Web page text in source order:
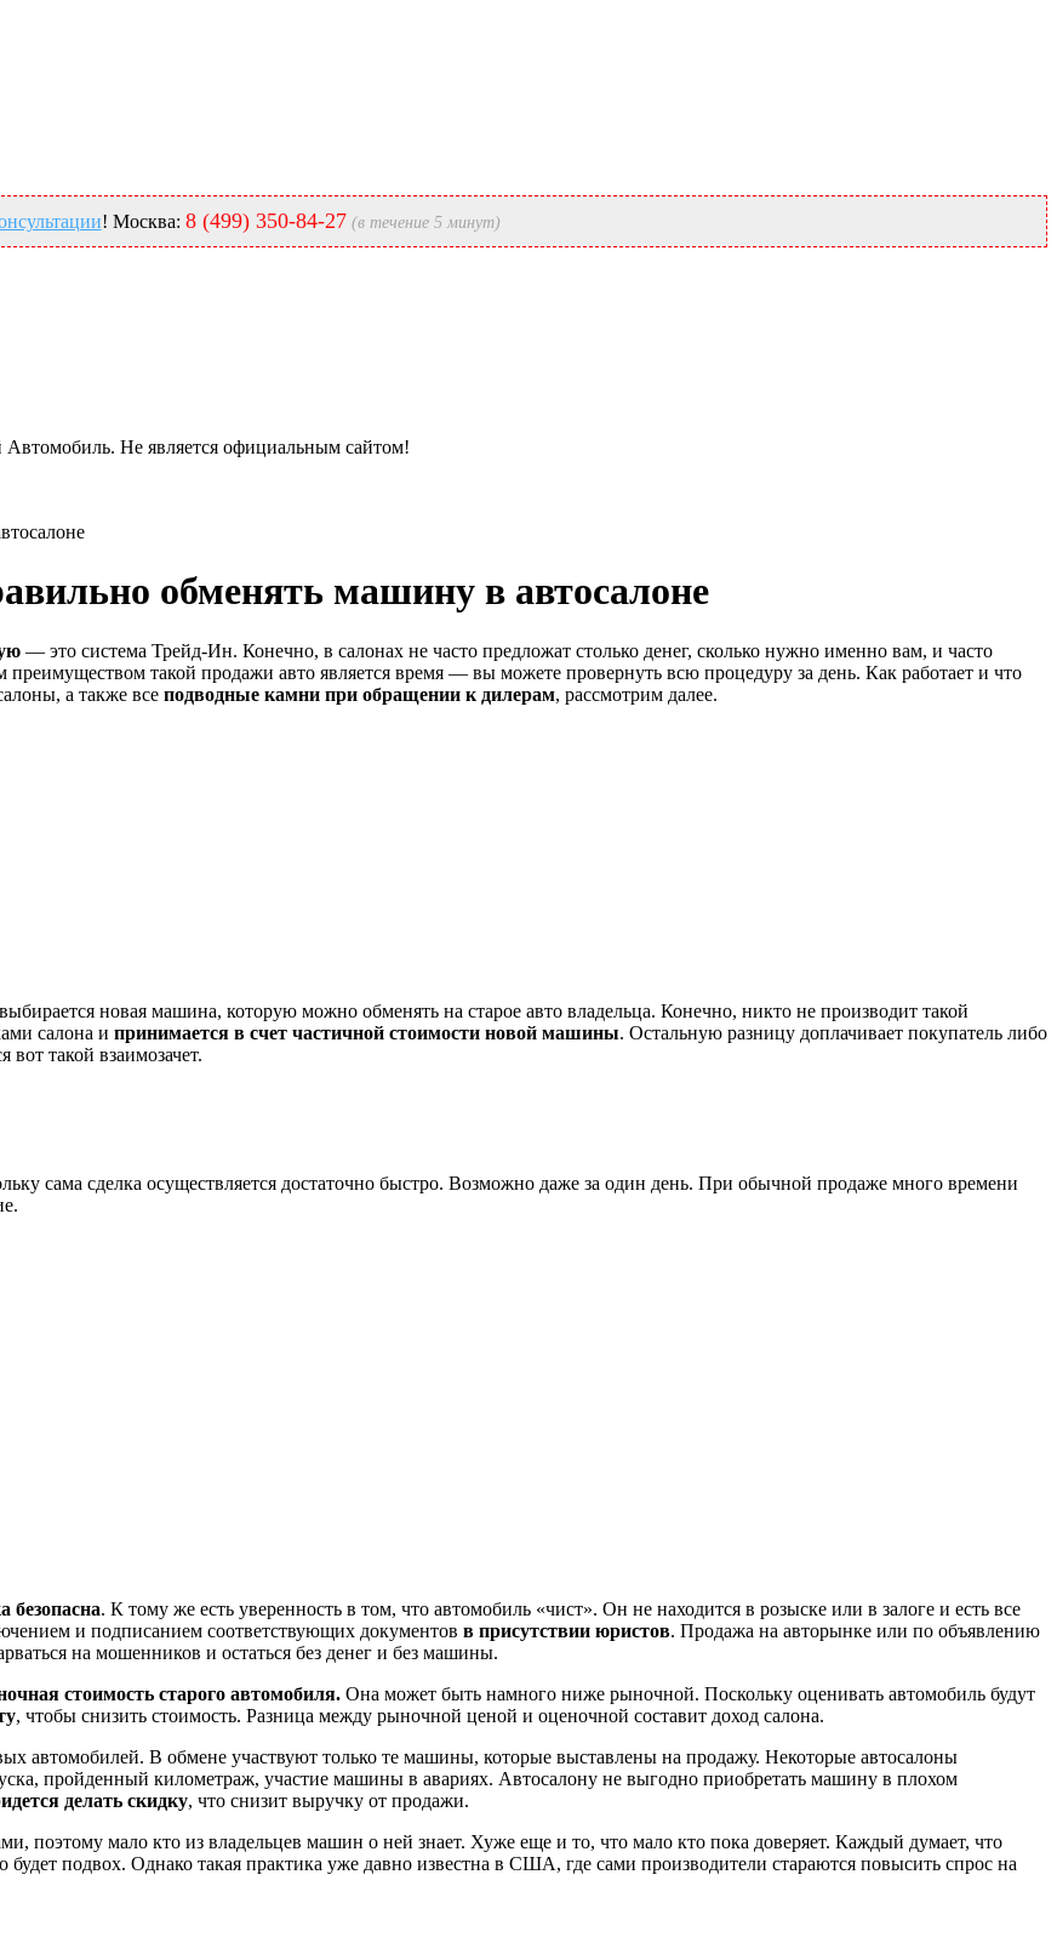
! Москва: 8 (499) 350-84-27 (в течение 5 минут)
Не является официальным сайтом!
обменять машину в автосалоне
— это система Трейд-Ин. Конечно, в салонах не часто предложат столько денег, сколько нужно именно вам, и часто
преимуществом такой продажи авто является время — вы можете провернуть всю процедуру за день. Как работает и что
а также все подводные камни при обращении к дилерам, рассмотрим далее.
новая машина, которую можно обменять на старое авто владельца. Конечно, никто не производит такой
салона и принимается в счет частичной стоимости новой машины. Остальную разницу доплачивает покупатель либо
такой взаимозачет.
сама сделка осуществляется достаточно быстро. Возможно даже за один день. При обычной продаже много времени
безопасна. К тому же есть уверенность в том, что автомобиль «чист». Он не находится в розыске или в залоге и есть все
и подписанием соответствующих документов в присутствии юристов. Продажа на авторынке или по объявлению
на мошенников и остаться без денег и без машины.
стоимость старого автомобиля. Она может быть намного ниже рыночной. Поскольку оценивать автомобиль будут
, чтобы снизить стоимость. Разница между рыночной ценой и оценочной составит доход салона.
автомобилей. В обмене участвуют только те машины, которые выставлены на продажу. Некоторые автосалоны
пройденный километраж, участие машины в авариях. Автосалону не выгодно приобретать машину в плохом
делать скидку, что снизит выручку от продажи.
поэтому мало кто из владельцев машин о ней знает. Хуже еще и то, что мало кто пока доверяет. Каждый думает, что
будет подвох. Однако такая практика уже давно известна в США, где сами производители стараются повысить спрос на